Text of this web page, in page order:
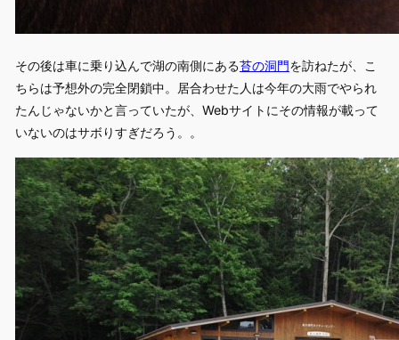
その後は車に乗り込んで湖の南側にある苔の洞門を訪ねたが、こ
ちらは予想外の完全閉鎖中。居合わせた人は今年の大雨でやられ
たんじゃないかと言っていたが、Webサイトにその情報が載って
いないのはサボりすぎだろう。。